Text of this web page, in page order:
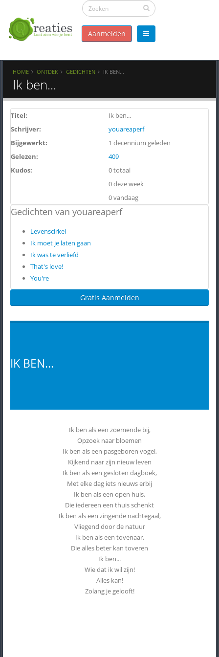
Aanmelden
HOME ONTDEK GEDICHTEN IK BEN...
Ik ben...
Titel:
Ik ben...
Schrijver:
youareaperf
Bijgewerkt:
1 decennium geleden
Gelezen:
409
Kudos:
0 totaal
0 deze week
0 vandaag
Gedichten van youareaperf
Levenscirkel
Ik moet je laten gaan
Ik was te verliefd
That's love!
You're
Gratis Aanmelden
IK BEN...
Ik ben als een zoemende bij,
Opzoek naar bloemen
Ik ben als een pasgeboren vogel,
Kijkend naar zijn nieuw leven
Ik ben als een gesloten dagboek,
Met elke dag iets nieuws erbij
Ik ben als een open huis,
Die iedereen een thuis schenkt
Ik ben als een zingende nachtegaal,
Vliegend door de natuur
Ik ben als een tovenaar,
Die alles beter kan toveren
Ik ben...
Wie dat ik wil zijn!
Alles kan!
Zolang je gelooft!